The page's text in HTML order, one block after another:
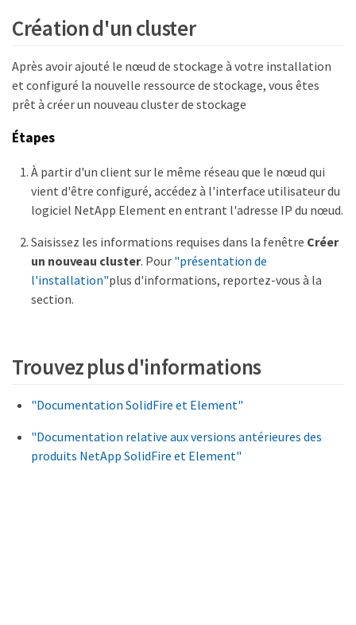
Création d'un cluster
Après avoir ajouté le nœud de stockage à votre installation
et configuré la nouvelle ressource de stockage, vous êtes
prêt à créer un nouveau cluster de stockage
Étapes
À partir d'un client sur le même réseau que le nœud qui
vient d'être configuré, accédez à l'interface utilisateur du
logiciel NetApp Element en entrant l'adresse IP du nœud.
Saisissez les informations requises dans la fenêtre Créer
un nouveau cluster. Pour "présentation de
l'installation"plus d'informations, reportez-vous à la
section.
Trouvez plus d'informations
"Documentation SolidFire et Element"
"Documentation relative aux versions antérieures des
produits NetApp SolidFire et Element"